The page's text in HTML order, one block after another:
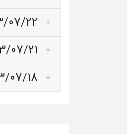
07/22
07/21
07/18